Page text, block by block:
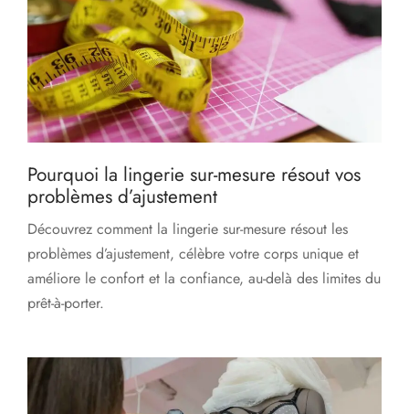
Pourquoi la lingerie sur-mesure résout vos
problèmes d’ajustement
Découvrez comment la lingerie sur-mesure résout les
problèmes d’ajustement, célèbre votre corps unique et
améliore le confort et la confiance, au-delà des limites du
prêt-à-porter.